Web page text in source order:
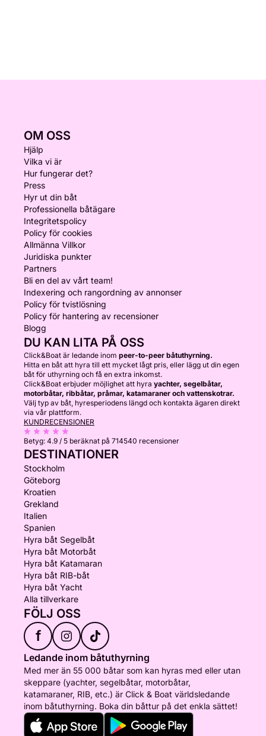
OM OSS
Hjälp
Vilka vi är
Hur fungerar det?
Press
Hyr ut din båt
Professionella båtägare
Integritetspolicy
Policy för cookies
Allmänna Villkor
Juridiska punkter
Partners
Bli en del av vårt team!
Indexering och rangordning av annonser
Policy för tvistlösning
Policy för hantering av recensioner
Blogg
DU KAN LITA PÅ OSS
Click&Boat är ledande inom peer-to-peer båtuthyrning.
Hitta en båt att hyra till ett mycket lågt pris, eller lägg ut din egen
båt för uthyrning och få en extra inkomst.
Click&Boat erbjuder möjlighet att hyra yachter, segelbåtar,
motorbåtar, ribbåtar, pråmar, katamaraner och vattenskotrar.
Välj typ av båt, hyresperiodens längd och kontakta ägaren direkt
via vår plattform.
KUNDRECENSIONER
Betyg: 4.9 / 5 beräknat på 714540 recensioner
DESTINATIONER
Stockholm
Göteborg
Kroatien
Grekland
Italien
Spanien
Hyra båt Segelbåt
Hyra båt Motorbåt
Hyra båt Katamaran
Hyra båt RIB-båt
Hyra båt Yacht
Alla tillverkare
FÖLJ OSS
f
Ledande inom båtuthyrning
Med mer än 55 000 båtar som kan hyras med eller utan
skeppare (yachter, segelbåtar, motorbåtar,
katamaraner, RIB, etc.) är Click & Boat världsledande
inom båtuthyrning. Boka din båttur på det enkla sättet!